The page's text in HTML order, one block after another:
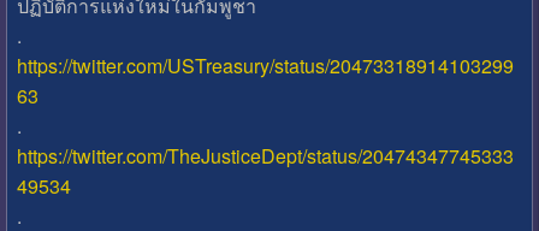
.
https://twitter.com/USTreasury/status/20473318914103299
63
.
https://twitter.com/TheJusticeDept/status/20474347745333
49534
.